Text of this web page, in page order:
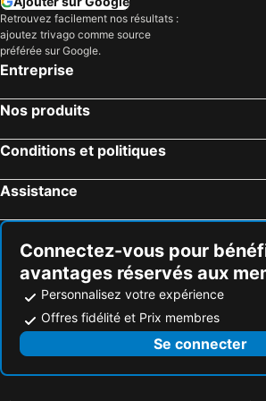
Edipsos, Grèce centrale Hôtels
Thessalonique, Macédoine centrale Hôtels
Corfou, Îles ioniennes Hôtels
Ville de Mykonos, Sud de l'Égée Hôtels
Retrouvez facilement nos résultats :
ajoutez trivago comme source
préférée sur Google.
Entreprise
Nos produits
Conditions et politiques
Assistance
Connectez-vous pour
avantages réservés aux
Personnalisez votre expérience
Offres fidélité et Prix membres
Se connecter